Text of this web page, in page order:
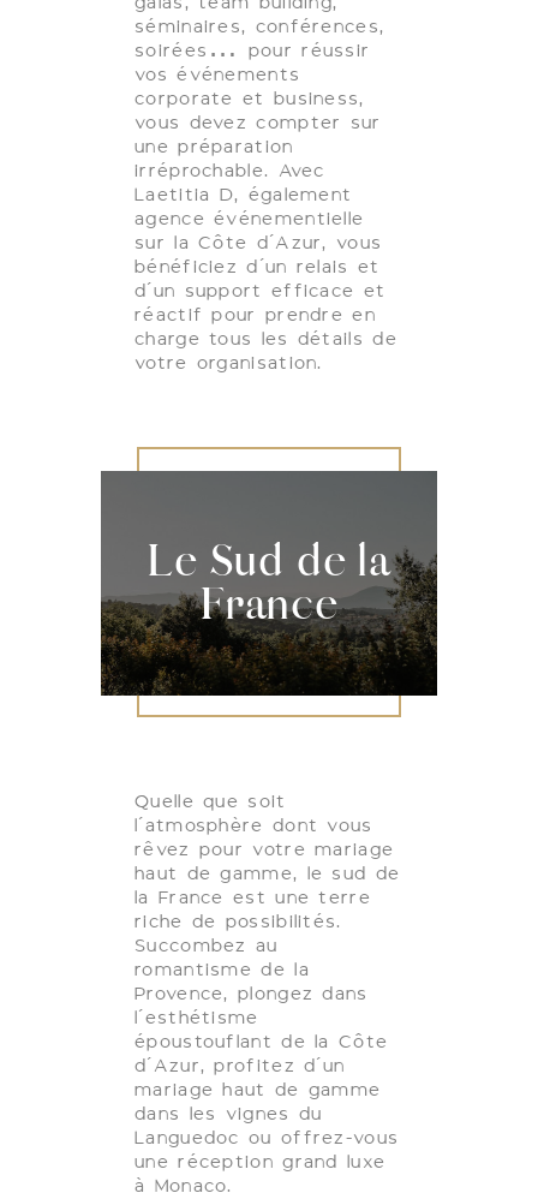
séminaires, conférences,
soirées… pour réussir
vos événements
corporate et business,
vous devez compter sur
une préparation
irréprochable. Avec
Laetitia D, également
agence événementielle
sur la Côte d’Azur, vous
bénéficiez d’un relais et
d’un support efficace et
réactif pour prendre en
charge tous les détails de
votre organisation.
Le Sud de la
France
Quelle que soit
l’atmosphère dont vous
rêvez pour votre mariage
haut de gamme, le sud de
la France est une terre
riche de possibilités.
Succombez au
romantisme de la
Provence, plongez dans
l’esthétisme
époustouflant de la Côte
d’Azur, profitez d’un
mariage haut de gamme
dans les vignes du
Languedoc ou offrez-vous
une réception grand luxe
à Monaco.